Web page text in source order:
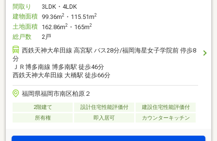
間取り
3LDK・4LDK
建物面積 99.36m2 ・115.51m2
土地面積 162.86m2 ・165m2
総戸数
2戸
西鉄天神大牟田線 高宮駅 バス28分/福岡海星女子学院前 停歩8
分
ＪＲ博多南線 博多南駅 徒歩46分
西鉄天神大牟田線 大橋駅 徒歩66分
福岡県福岡市南区柏原２
2階建て 設計住宅性能評価付
建設住宅性能評価付
所有権
即入居可 カウンターキッチン